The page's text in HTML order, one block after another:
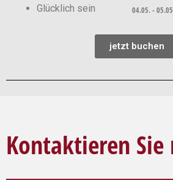
Glücklich sein
04.05. -
jetzt buchen
Kontaktieren Sie